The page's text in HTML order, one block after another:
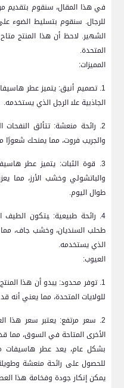
في هذا المقال، سنقوم بتقديم
للرجال. سنقوم بتسليط الضوء على
الشهير. لاحظ أن هذا المنتج
المتحدة.
المميزات:
1. ⁣تصميم أنيق: يتميز عطر
الجاذبية على‍ الرجل‌ الذي يستخدمه.
2. رائحة منعشة: تتألق النفحات
والجريب‌ فروت، مما يمنحك
3. قوة الثبات: يتميز عطر
والباتشولي وخشب⁣ الأرز، مما⁣
⁤طوال اليوم.
4. رائحة طبيعية: ‍يتكون⁢
طحلب السنديان، وخشب​ جاف،
الذي يستخدمه.
العيوب:
1. توفر محدود: يبدو أن هذا
للولايات المتحدة، مما يعني أنه
2. سعر مرتفع: يعتبر سعر هذا
الأخرى ‌المتاحة في السوق، مما
بشكل​ عام، يعد عطر ⁤هاسيفات
⁣للحصول على رائحة منعشة
يمكن إنكار جودة وفخامة هذا⁢